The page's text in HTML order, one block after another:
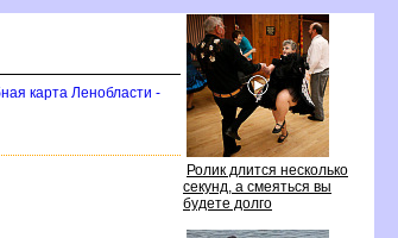
Ролик длится несколько
секунд, а смеяться вы
удете долго
карта Ленобласти -